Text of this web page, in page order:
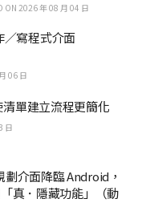
ON 2026 年 08 月 04 日
／寫程式介面
06 日
單建立流程更簡化
日
介面降臨 Android，
真．隱藏功能」（動